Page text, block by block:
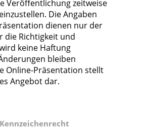
Veröffentlichung zeitweise
Die Angaben
dienen nur der
die Richtigkeit und
keine Haftung
bleiben
Online-Präsentation stellt
Angebot dar.